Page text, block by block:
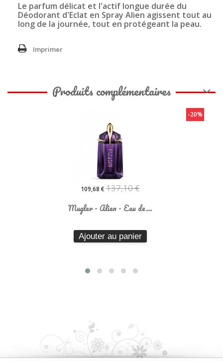
Le parfum délicat et l'actif longue durée du
Déodorant d'Eclat en Spray Alien agissent tout au
long de la journée, tout en protégeant la peau.
Imprimer
Produits complémentaires
109,68 €137,10 €
-20%
Mugler - Alien - Eau de...
Ajouter au panier